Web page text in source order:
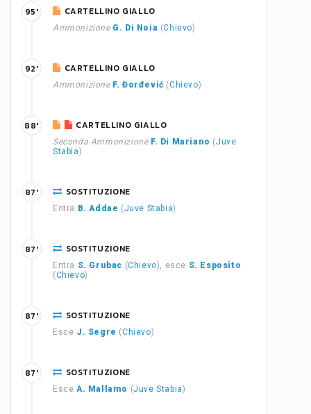
CARTELLINO GIALLO
Ammonizione G. Di Noia (Chievo)
95'
CARTELLINO GIALLO
Ammonizione F. Đorđević (Chievo)
92'
CARTELLINO GIALLO
Seconda Ammonizione F. Di Mariano (Juve
Stabia)
88'
SOSTITUZIONE
Entra B. Addae (Juve Stabia)
87'
SOSTITUZIONE
Entra S. Grubac (Chievo), esce S. Esposito
(Chievo)
87'
SOSTITUZIONE
Esce J. Segre (Chievo)
87'
SOSTITUZIONE
Esce A. Mallamo (Juve Stabia)
87'